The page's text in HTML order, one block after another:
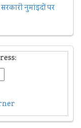
नुमांइदों पर